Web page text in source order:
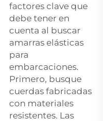
factores clave que
debe tener en
cuenta al buscar
amarras elásticas
para
embarcaciones.
Primero, busque
cuerdas fabricadas
con materiales
resistentes. Las